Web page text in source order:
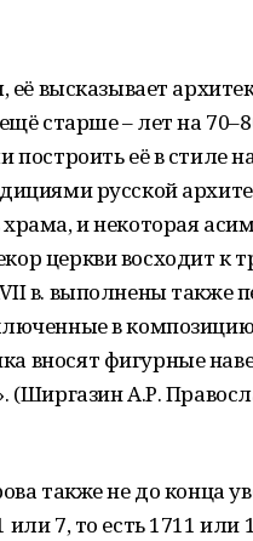
её высказывает
старше – лет на
построить её в стиле
русской
храма, и некоторая
церкви восходит к
в. выполнены также
в
вносят фигурные
(Ширгазин А.Р.
также не до конца
7, то есть 1711